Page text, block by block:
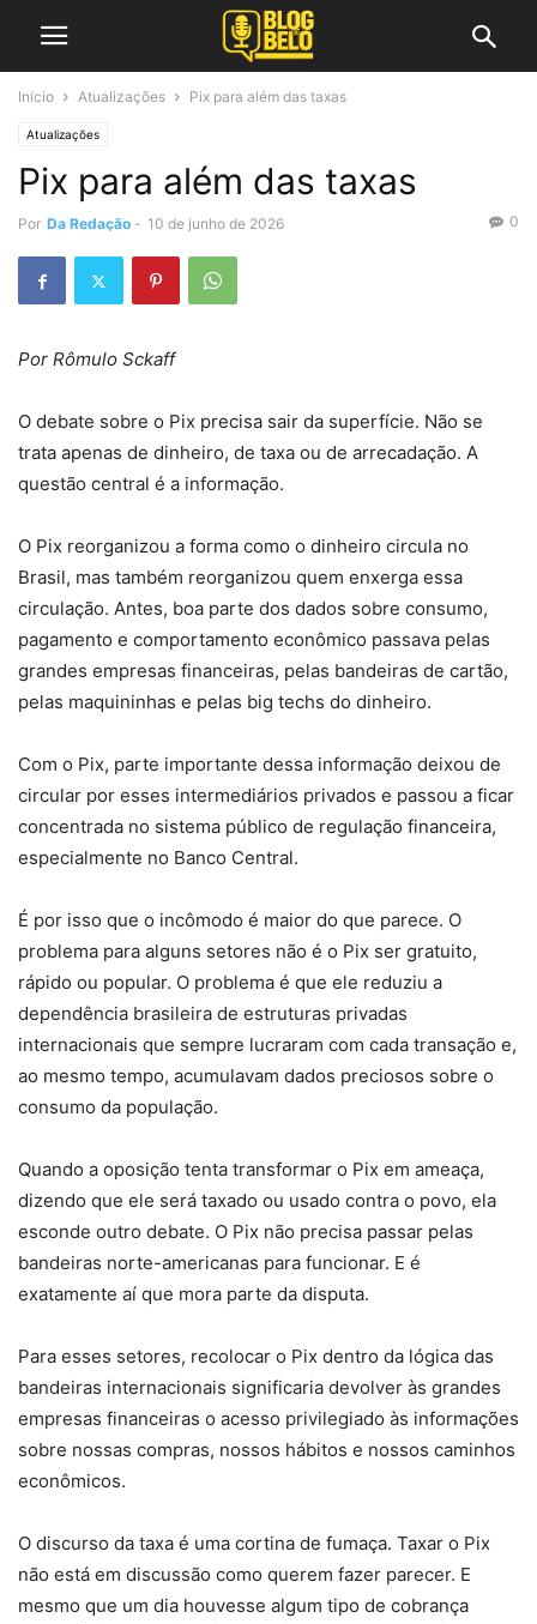
Início Atualizações Pix para além das taxas
Atualizações
Pix para além das taxas
Por Da Redação - 10 de junho de 2026 0
Por Rômulo Sckaff
O debate sobre o Pix precisa sair da superfície. Não se
trata apenas de dinheiro, de taxa ou de arrecadação. A
questão central é a informação.
O Pix reorganizou a forma como o dinheiro circula no
Brasil, mas também reorganizou quem enxerga essa
circulação. Antes, boa parte dos dados sobre consumo,
pagamento e comportamento econômico passava pelas
grandes empresas financeiras, pelas bandeiras de cartão,
pelas maquininhas e pelas big techs do dinheiro.
Com o Pix, parte importante dessa informação deixou de
circular por esses intermediários privados e passou a ficar
concentrada no sistema público de regulação financeira,
especialmente no Banco Central.
É por isso que o incômodo é maior do que parece. O
problema para alguns setores não é o Pix ser gratuito,
rápido ou popular. O problema é que ele reduziu a
dependência brasileira de estruturas privadas
internacionais que sempre lucraram com cada transação e,
ao mesmo tempo, acumulavam dados preciosos sobre o
consumo da população.
Quando a oposição tenta transformar o Pix em ameaça,
dizendo que ele será taxado ou usado contra o povo, ela
esconde outro debate. O Pix não precisa passar pelas
bandeiras norte-americanas para funcionar. E é
exatamente aí que mora parte da disputa.
Para esses setores, recolocar o Pix dentro da lógica das
bandeiras internacionais significaria devolver às grandes
empresas financeiras o acesso privilegiado às informações
sobre nossas compras, nossos hábitos e nossos caminhos
econômicos.
O discurso da taxa é uma cortina de fumaça. Taxar o Pix
não está em discussão como querem fazer parecer. E
mesmo que um dia houvesse algum tipo de cobrança